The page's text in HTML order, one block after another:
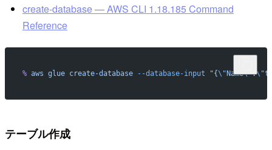
create-database — AWS CLI 1.18.185 Command
Reference
% aws glue create-database --database-input "{\"Name\":\"
テーブル作成